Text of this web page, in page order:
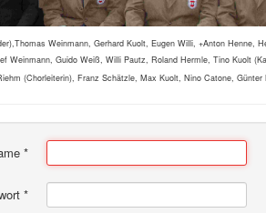
Weinmann, Gerhard Kuolt, Eugen Willi, +Anton Henne,
Weinmann, Guido Weiß, Willi Pautz, Roland Hermle, Tino Kuolt
(Chorleiterin), Franz Schätzle, Max Kuolt, Nino Catone, Günter
*
*